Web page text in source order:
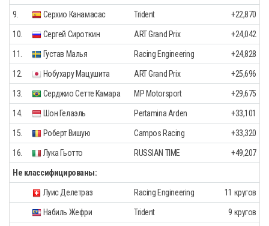
9. Серхио Канамасас Trident +22,870
10. Сергей Сироткин ART Grand Prix +24,042
11. Густав Малья Racing Engineering +24,828
12. Нобухару Мацушита ART Grand Prix +25,696
13. Серджио Сетте Камара MP Motorsport +29,675
14. Шон Гелаэль Pertamina Arden +33,101
15. Роберт Вишую Campos Racing +33,320
16. Лука Гьотто RUSSIAN TIME +49,207
Не классифицированы:
Луис Делетраз Racing Engineering 11 кругов
Набиль Жефри Trident 9 кругов